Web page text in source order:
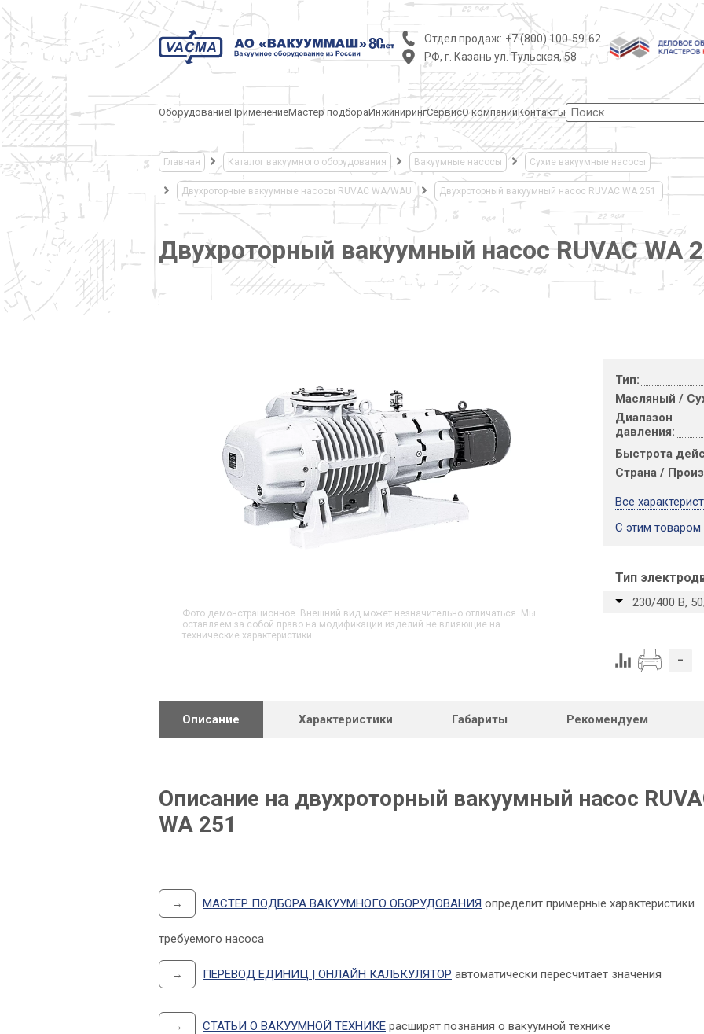
Отдел продаж: +7 (800) 100-59-62
РФ, г. Казань ул. Тульская, 58
ОборудованиеПрименениеМастер подбораИнжинирингСервисО компанииКонтакты
Главная Каталог вакуумного оборудования Вакуумные насосы Сухие вакуумные насосы
Двухроторные вакуумные насосы RUVAC WA/WAU Двухроторный вакуумный насос RUVAC WA 251
Двухроторный вакуумный насос RUVAC WA
Фото демонстрационное. Внешний вид может незначительно отличаться. Мы
оставляем за собой право на модификации изделий не влияющие на
технические характеристики.
Тип:
Масляный /
Диапазон
давления:
Быстрота
Страна /
Все
С этим
Тип
230/400 В,
-
Описание Характеристики Габариты Рекомендуем
Описание на двухроторный вакуумный насос
WA 251
→ МАСТЕР ПОДБОРА ВАКУУМНОГО ОБОРУДОВАНИЯ определит примерные характеристики
требуемого насоса
→ ПЕРЕВОД ЕДИНИЦ | ОНЛАЙН КАЛЬКУЛЯТОР автоматически пересчитает значения
→ СТАТЬИ О ВАКУУМНОЙ ТЕХНИКЕ расширят познания о вакуумной технике